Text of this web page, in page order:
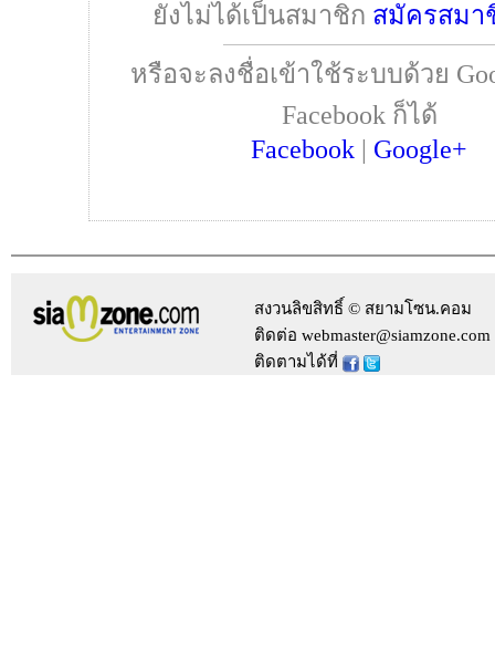
ยังไม่ได้เป็นสมาชิก สมัครสมา
หรือจะลงชื่อเข้าใช้ระบบด้วย
Facebook ก็ได้
Facebook | Google+
สงวนลิขสิทธิ์ © สยามโซน.คอม
ติดต่อ webmaster@siamzone.com
ติดตามได้ที่